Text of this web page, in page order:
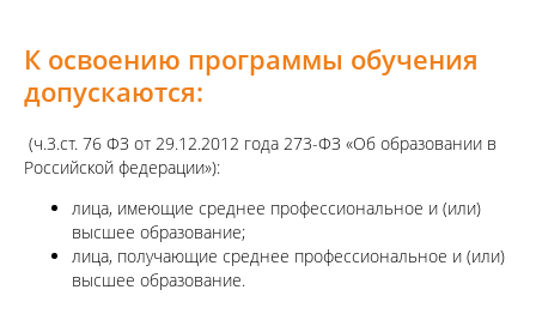
К освоению программы обучения
допускаются:
(ч.3.ст. 76 ФЗ от 29.12.2012 года 273-ФЗ «Об образовании в
Российской федерации»):
лица, имеющие среднее профессиональное и (или)
высшее образование;
лица, получающие среднее профессиональное и (или)
высшее образование.